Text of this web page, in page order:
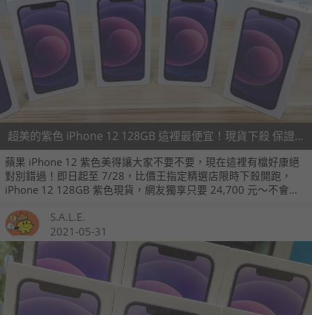
超美的紫色 iPhone 12 128GB 這裡最便宜！現貨下殺 保證買到 (7/22~7/28)
蘋果 iPhone 12 紫色美得讓大家不要不要，現在這裡有檔好康絕
對別錯過！即日起至 7/28，比價王指定精選店限時下殺開跑，
iPhone 12 128GB 紫色現貨，網友獨享只要 24,700 元～不會撲
紫 iPhone，今天就是好時機，快快進入下列賣場免費預約，買不
到？我們賠你一千元！
S.A.L.E.
2021-05-31